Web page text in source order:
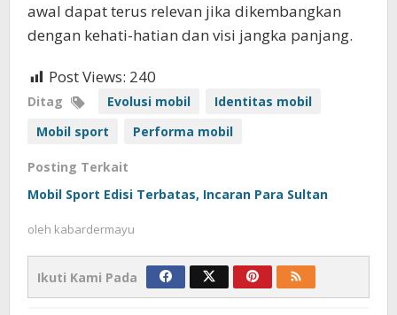
awal dapat terus relevan jika dikembangkan
dengan kehati-hatian dan visi jangka panjang.
Post Views: 240
Ditag Evolusi mobil
Identitas mobil
Mobil sport
Performa mobil
Posting Terkait
Mobil Sport Edisi Terbatas, Incaran Para Sultan
oleh kabardermayu
Ikuti Kami Pada